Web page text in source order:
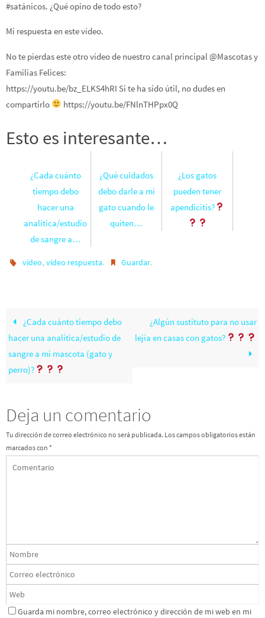
#satánicos. ¿Qué opino de todo esto?
Mi respuesta en este vídeo.
No te pierdas este otro vídeo de nuestro canal principal @Mascotas y
Familias Felices:
https://youtu.be/bz_ELKS4hRI Si te ha sido útil, no dudes en
compartirlo
https://youtu.be/FNlnTHPpx0Q
Esto es interesante…
¿Cada cuánto
tiempo debo
hacer una
analítica/estudio
de sangre a…
¿Qué cuidados
debo darle a mi
gato cuando le
quiten…
¿Los gatos
pueden tener
apendicitis?
vídeo,vídeo respuesta. Guardar.
¿Cada cuánto tiempo debo
hacer una analítica/estudio de
sangre a mi mascota (gato y
perro)?
¿Algún sustituto para no usar
lejía en casas con gatos?
Deja un comentario
Tu dirección de correo electrónico no será publicada. Los campos obligatorios están
marcados con *
Guarda mi nombre, correo electrónico y dirección de mi web en mi